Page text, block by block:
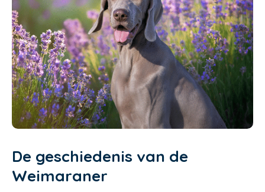
De geschiedenis van de
Weimaraner